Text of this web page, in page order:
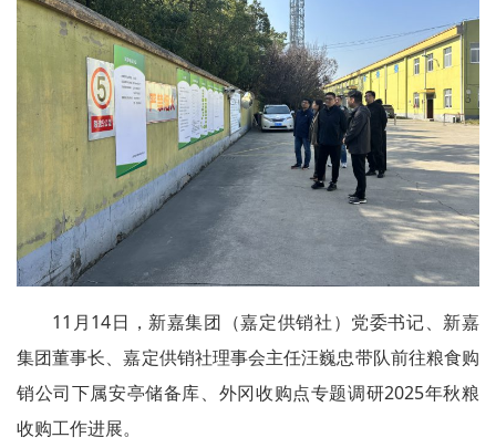
11月14日，新嘉集团（嘉定供销社）党委书记、新嘉
集团董事长、嘉定供销社理事会主任汪巍忠带队前往粮食购
销公司下属安亭储备库、外冈收购点专题调研2025年秋粮
收购工作进展。